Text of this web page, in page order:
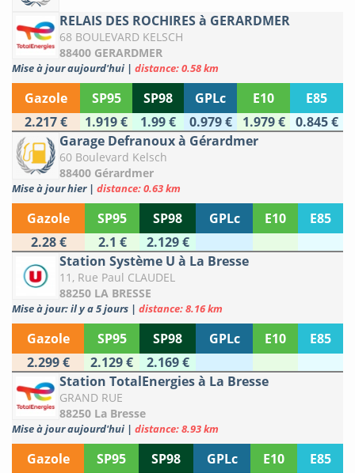
RELAIS DES ROCHIRES à GERARDMER
68 BOULEVARD KELSCH
88400 GERARDMER
Mise à jour aujourd'hui | distance: 0.58 km
Gazole SP95 SP98 GPLc E10
E85
2.217 €
1.919 € 1.99 € 0.979 € 1.979 €
0.845 €
Garage Defranoux à Gérardmer
60 Boulevard Kelsch
88400 Gérardmer
Mise à jour hier | distance: 0.63 km
Gazole SP95 SP98 GPLc E10
E85
2.28 €
2.1 €
2.129 €
Station Système U à La Bresse
11, Rue Paul CLAUDEL
88250 LA BRESSE
Mise à jour: il y a 5 jours | distance: 8.16 km
Gazole SP95 SP98 GPLc E10
E85
2.299 €
2.129 €
2.169 €
Station TotalEnergies à La Bresse
GRAND RUE
88250 La Bresse
Mise à jour aujourd'hui | distance: 8.93 km
Gazole SP95 SP98 GPLc E10
E85